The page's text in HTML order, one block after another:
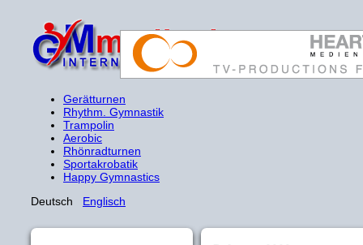
Gerätturnen
Rhythm. Gymnastik
Trampolin
Aerobic
Rhönradturnen
Sportakrobatik
Happy Gymnastics
Deutsch Englisch